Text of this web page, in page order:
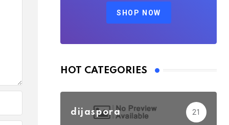
SHOP NOW
HOT CATEGORIES
dijaspora 21